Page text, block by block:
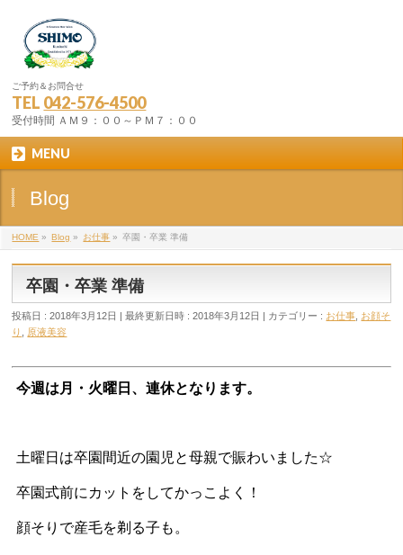
ご予約＆お問合せ
TEL 042-576-4500
受付時間 ＡＭ９：００～ＰＭ７：００
MENU
Blog
HOME » Blog » お仕事 » 卒園・卒業 準備
卒園・卒業 準備
投稿日 : 2018年3月12日 最終更新日時 : 2018年3月12日 カテゴリー : お仕事 お顔そ
り
原液美容
今週は月・火曜日、連休となります。
土曜日は卒園間近の園児と母親で賑わいました☆
卒園式前にカットをしてかっこよく！
顔そりで産毛を剃る子も。